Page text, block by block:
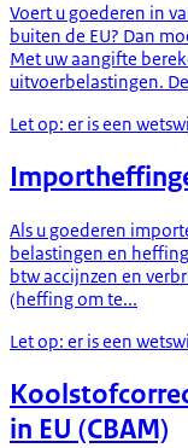
Voert u goederen in
buiten de EU? Dan
Met uw aangifte
uitvoerbelastingen.
Let op: er is een
Als u goederen
belastingen en
btw accijnzen en
(heffing om te...
Let op: er is een
in EU (CBAM)